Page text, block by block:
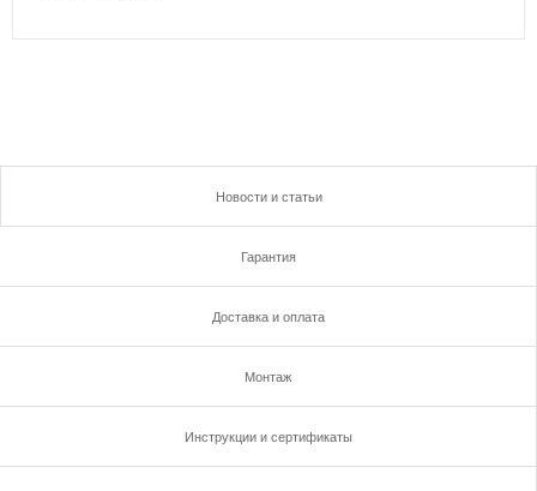
Новости и статьи
Гарантия
Доставка и оплата
Монтаж
Инструкции и сертификаты